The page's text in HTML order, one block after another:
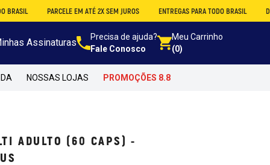
PARCELE EM ATÉ 2X SEM JUROS ENTREGAS PARA TODO BRASIL DESCONTO
Assinaturas
Precisa de ajuda?
Fale Conosco
Meu Carrinho
(0)
NOSSAS LOJAS PROMOÇÕES 8.8
ADULTO (60 CAPS) -